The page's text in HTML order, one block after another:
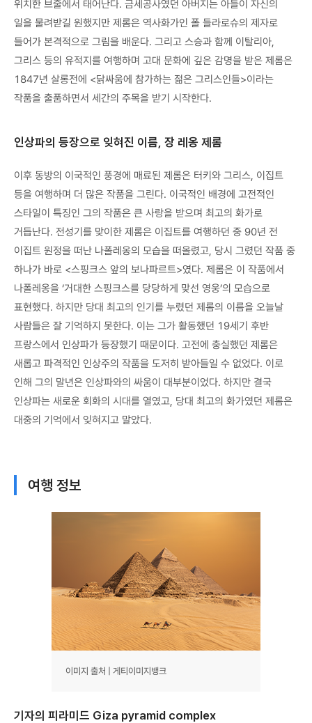
위치한 브줄에서 태어난다. 금세공사였던 아버지는 아들이 자신의
일을 물려받길 원했지만 제롬은 역사화가인 폴 들라로슈의 제자로
들어가 본격적으로 그림을 배운다. 그리고 스승과 함께 이탈리아,
그리스 등의 유적지를 여행하며 고대 문화에 깊은 감명을 받은 제롬은
1847년 살롱전에 <닭싸움에 참가하는 젊은 그리스인들>이라는
작품을 출품하면서 세간의 주목을 받기 시작한다.
인상파의 등장으로 잊혀진 이름, 장 레옹 제롬
이후 동방의 이국적인 풍경에 매료된 제롬은 터키와 그리스, 이집트
등을 여행하며 더 많은 작품을 그린다. 이국적인 배경에 고전적인
스타일이 특징인 그의 작품은 큰 사랑을 받으며 최고의 화가로
거듭난다. 전성기를 맞이한 제롬은 이집트를 여행하던 중 90년 전
이집트 원정을 떠난 나폴레옹의 모습을 떠올렸고, 당시 그렸던 작품 중
하나가 바로 <스핑크스 앞의 보나파르트>였다. 제롬은 이 작품에서
나폴레옹을 ‘거대한 스핑크스를 당당하게 맞선 영웅’의 모습으로
표현했다. 하지만 당대 최고의 인기를 누렸던 제롬의 이름을 오늘날
사람들은 잘 기억하지 못한다. 이는 그가 활동했던 19세기 후반
프랑스에서 인상파가 등장했기 때문이다. 고전에 충실했던 제롬은
새롭고 파격적인 인상주의 작품을 도저히 받아들일 수 없었다. 이로
인해 그의 말년은 인상파와의 싸움이 대부분이었다. 하지만 결국
인상파는 새로운 회화의 시대를 열였고, 당대 최고의 화가였던 제롬은
대중의 기억에서 잊혀지고 말았다.
여행 정보
이미지 출처 | 게티이미지뱅크
기자의 피라미드 Giza pyramid complex